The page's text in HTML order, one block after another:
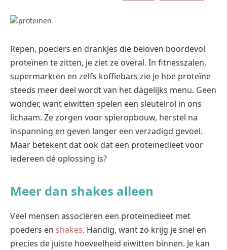
Repen, poeders en drankjes die beloven boordevol
proteïnen te zitten, je ziet ze overal. In fitnesszalen,
supermarkten en zelfs koffiebars zie je hoe proteïne
steeds meer deel wordt van het dagelijks menu. Geen
wonder, want eiwitten spelen een sleutelrol in ons
lichaam. Ze zorgen voor spieropbouw, herstel na
inspanning en geven langer een verzadigd gevoel.
Maar betekent dat ook dat een proteïnedieet voor
iedereen dé oplossing is?
Meer dan shakes alleen
Veel mensen associëren een proteïnedieet met
poeders en shakes. Handig, want zo krijg je snel en
precies de juiste hoeveelheid eiwitten binnen. Je kan